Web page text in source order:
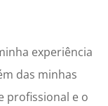
experiência
das minhas
profissional e o